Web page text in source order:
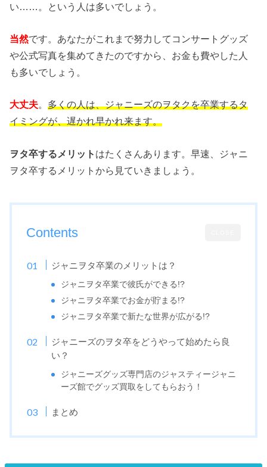
い……。という人は多いでしょう。
当然です。あなたがこれまで努力してコンサートグッズ
や公式写真を集めてきたのですから、お金も費やした人
も多いでしょう。
大丈夫。多くの人は、ジャニーズのヲタクを卒業するタ
イミングが、遅かれ早かれ来ます。
ヲタ卒するメリット はたくさんあります。早速、ジャニ
ヲタ卒するメリットから見ていきましょう。
Contents
ジャニヲタ卒業のメリットは？
ジャニヲタ卒業で彼氏ができる!?
ジャニヲタ卒業でお金が貯まる!?
ジャニヲタ卒業で新たな世界が広がる!?
ジャニーズのヲタ卒をどうやって始めたら良
い？
ジャニーズグッズ専門店のジャスティージャニ
ーズ館でグッズ買取をしてもらおう！
まとめ